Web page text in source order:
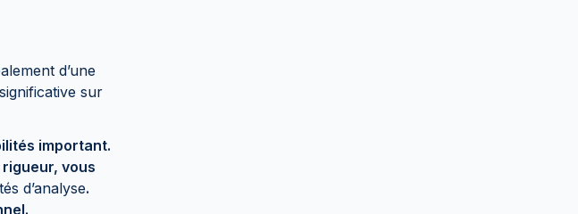
d’une
sur
important.
vous
d’analyse.